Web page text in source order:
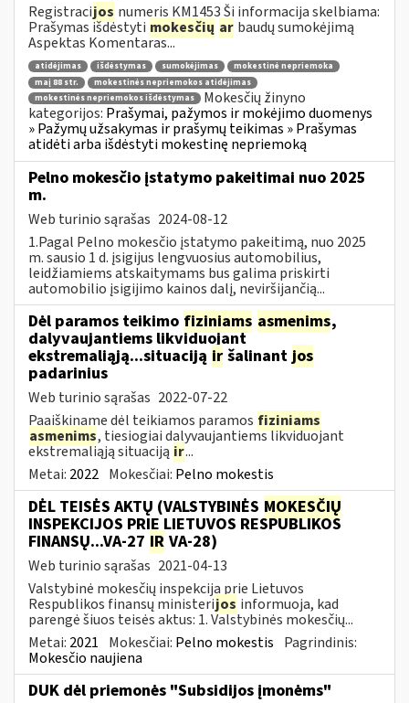
Registracijos numeris KM1453 Ši informacija skelbiama:
Prašymas išdėstyti mokesčių ar baudų sumokėjimą
Aspektas Komentaras...
atidėjimas išdėstymas sumokėjimas
mokestinė nepriemoka
maį 88 str.
mokestinės nepriemokos atidėjimas
mokestinės nepriemokos išdėstymas
Mokesčių žinyno
kategorijos: Prašymai, pažymos ir mokėjimo duomenys
» Pažymų užsakymas ir prašymų teikimas » Prašymas
atidėti arba išdėstyti mokestinę nepriemoką
Pelno mokesčio įstatymo pakeitimai nuo 2025
m.
Web turinio sąrašas 2024-08-12
1.Pagal Pelno mokesčio įstatymo pakeitimą, nuo 2025
m. sausio 1 d. įsigijus lengvuosius automobilius,
leidžiamiems atskaitymams bus galima priskirti
automobilio įsigijimo kainos dalį, neviršijančią...
Dėl paramos teikimo fiziniams asmenims,
dalyvaujantiems likviduojant
ekstremaliąją...situaciją ir šalinant jos
padarinius
Web turinio sąrašas 2022-07-22
Paaiškiname dėl teikiamos paramos fiziniams
asmenims, tiesiogiai dalyvaujantiems likviduojant
ekstremaliąją situaciją ir...
Metai: 2022 Mokesčiai: Pelno mokestis
DĖL TEISĖS AKTŲ (VALSTYBINĖS MOKESČIŲ
INSPEKCIJOS PRIE LIETUVOS RESPUBLIKOS
FINANSŲ...VA-27 IR VA-28)
Web turinio sąrašas 2021-04-13
Valstybinė mokesčių inspekcija prie Lietuvos
Respublikos finansų ministerijos informuoja, kad
parengė šiuos teisės aktus: 1. Valstybinės mokesčių...
Metai: 2021 Mokesčiai: Pelno mokestis Pagrindinis:
Mokesčio naujiena
DUK dėl priemonės "Subsidijos įmonėms"